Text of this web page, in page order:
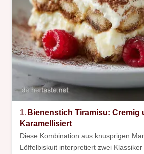
1. Bienenstich Tiramisu: Cremig
Karamellisiert
Diese Kombination aus knusprigen
Löffelbiskuit interpretiert zwei